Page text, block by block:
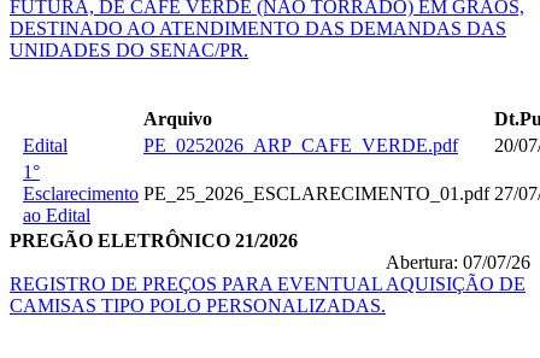
FUTURA, DE CAFÉ VERDE (NÃO TORRADO) EM GRÃOS,
DESTINADO AO ATENDIMENTO DAS DEMANDAS DAS
UNIDADES DO SENAC/PR.
Arquivo
Edital
PE_0252026_ARP_CAFE_VERDE.pdf
20/
1°
Esclarecimento
ao Edital
PE_25_2026_ESCLARECIMENTO_01.pdf 27/
PREGÃO ELETRÔNICO 21/2026
Abertura: 07/07/26
REGISTRO DE PREÇOS PARA EVENTUAL AQUISIÇÃO DE
CAMISAS TIPO POLO PERSONALIZADAS.